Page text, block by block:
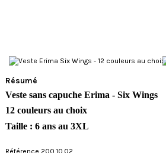
Résumé
Veste sans capuche Erima - Six Wings
12 couleurs au choix
Taille : 6 ans au 3XL